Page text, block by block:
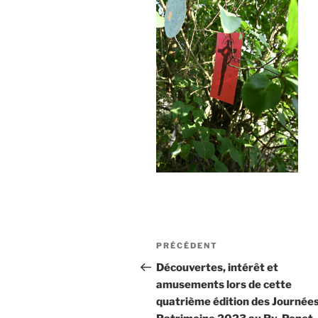
Navigation
de
l’article
Article
précédent
PRÉCÉDENT
Découvertes, intérêt et
amusements lors de cette
quatrième édition des